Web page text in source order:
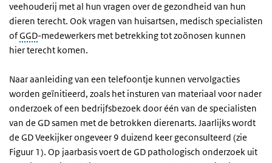
veehouderij met al hun vragen over de gezondheid van hun
dieren terecht. Ook vragen van huisartsen, medisch specialisten
ofGGD-medewerkers met betrekking tot zoönosen kunnen
hier terecht komen.
Naar aanleiding van een telefoontje kunnen vervolgacties
worden geïnitieerd, zoals het insturen van materiaal voor nader
onderzoek of een bedrijfsbezoek door één van de specialisten
van de GD samen met de betrokken dierenarts. Jaarlijks wordt
de GD Veekijker ongeveer 9 duizend keer geconsulteerd (zie
Figuur 1). Op jaarbasis voert de GD pathologisch onderzoek uit